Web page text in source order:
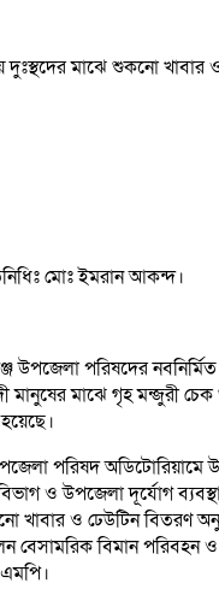
মোঃ ইমরান আকন্দ।
উপজেলা পরিষদের
মানুষের মাঝে গৃহ মন্জুরী
পরিষদ অডিটোরিয়ামে
ও উপজেলা দূর্যোগ
ও ঢেউটিন বিতরণ
বেসামরিক বিমান পরিবহন ও
এমপি।